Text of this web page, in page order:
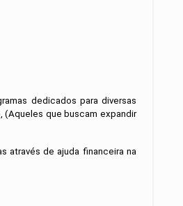
dedicados para diversas
(Aqueles que buscam expandir
através de ajuda financeira na